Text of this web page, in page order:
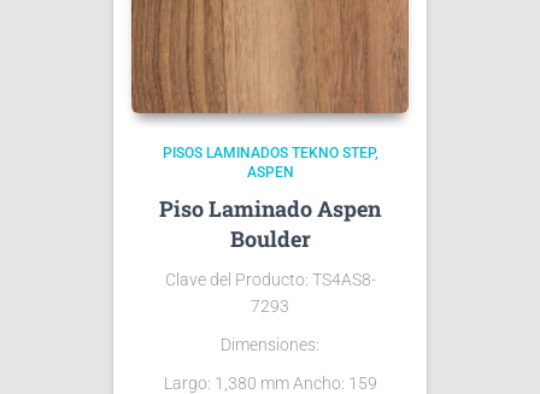
PISOS LAMINADOS TEKNO STEP
ASPEN
Piso Laminado Aspen
Boulder
Clave del Producto: TS4AS8-
7293
Dimensiones:
Largo: 1,380 mm Ancho: 159